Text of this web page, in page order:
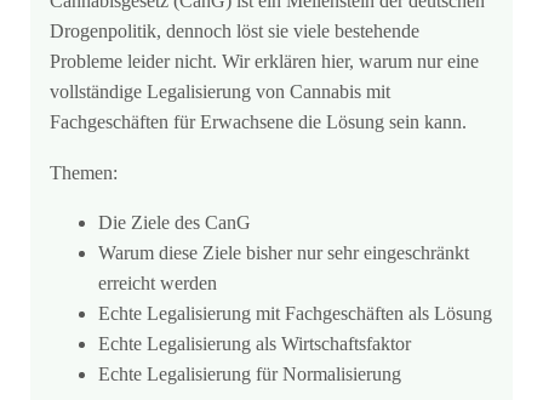
Drogenpolitik, dennoch löst sie viele bestehende
Probleme leider nicht. Wir erklären hier, warum nur eine
vollständige Legalisierung von Cannabis mit
Fachgeschäften für Erwachsene die Lösung sein kann.
Themen:
Die Ziele des CanG
Warum diese Ziele bisher nur sehr eingeschränkt
erreicht werden
Echte Legalisierung mit Fachgeschäften als Lösung
Echte Legalisierung als Wirtschaftsfaktor
Echte Legalisierung für Normalisierung